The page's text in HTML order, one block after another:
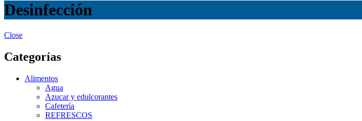
Desinfección
Close
Categorías
Alimentos
Agua
Azucar y edulcorantes
Cafetería
REFRESCOS